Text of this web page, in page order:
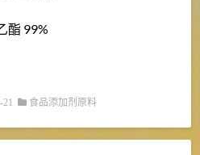
酯 99%
21 食品添加剂原料